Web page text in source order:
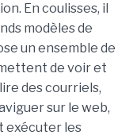
En coulisses, il
modèles de
un ensemble de
de voir et
des courriels,
sur le web,
exécuter les